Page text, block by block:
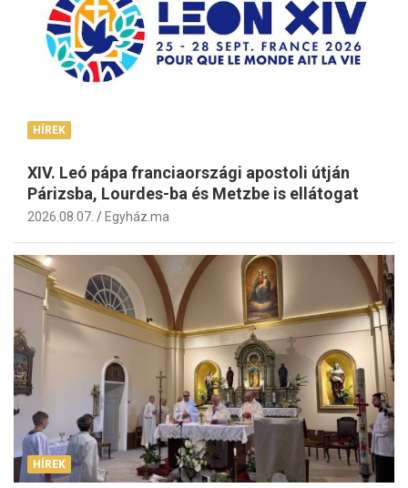
HÍREK
XIV. Leó pápa franciaországi apostoli útján
Párizsba, Lourdes-ba és Metzbe is ellátogat
2026.08.07. Egyház.ma
HÍREK